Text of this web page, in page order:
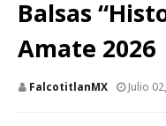
Balsas
Amate 2026
FalcotitlanMX Julio